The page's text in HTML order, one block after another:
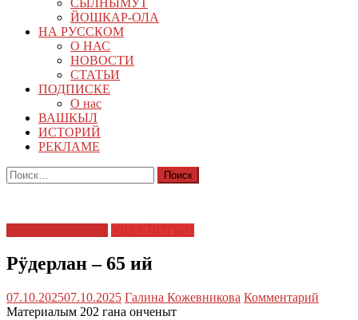
ЙОШКАР-ОЛА
НА РУССКОМ
О НАС
НОВОСТИ
СТАТЬИ
ПОДПИСКЕ
О нас
ВАШКЫЛ
ИСТОРИЙ
РЕКЛАМЕ
Найти:
Рӱдерлан – 65 ий
07.10.202507.10.2025 Галина Кожевникова Комментарий
Материалым 202 гана онченыт